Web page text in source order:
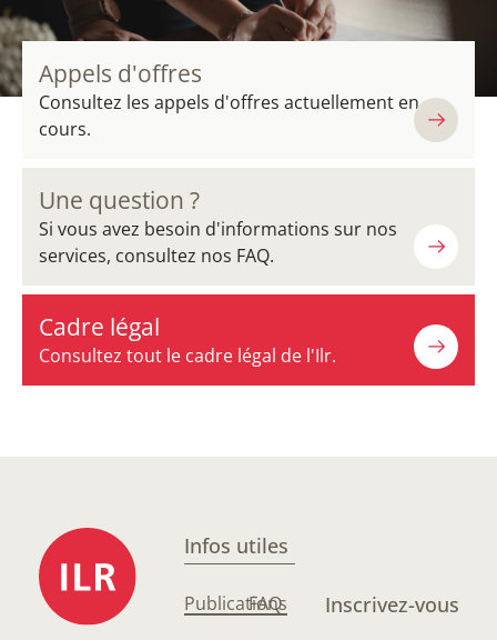
Appels d'offres
Consultez les appels d'offres actuellement en
cours.
Une question ?
Si vous avez besoin d'informations sur nos
services, consultez nos FAQ.
Cadre légal
Consultez tout le cadre légal de l'Ilr.
Infos utiles
Publications
FAQ Inscrivez-vous